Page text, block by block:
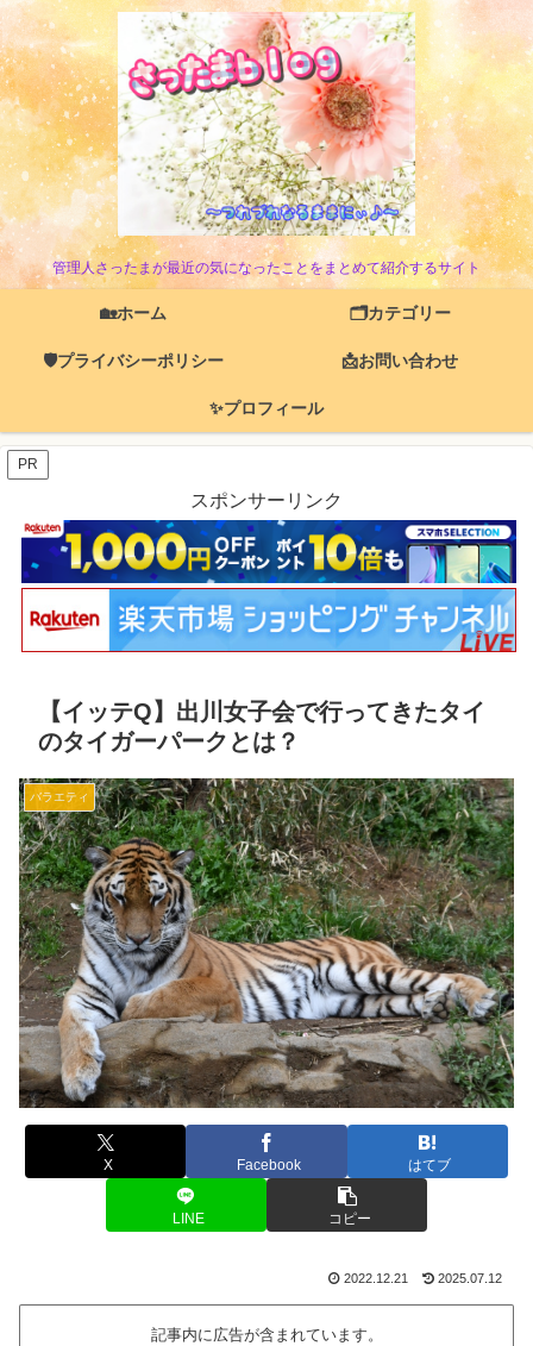
管理人さったまが最近の気になったことをまとめて紹介するサイト
🏡ホーム 🗂️カテゴリー
🛡️プライバシーポリシー 📩お問い合わせ
✨プロフィール
PR
スポンサーリンク
【イッテQ】出川女子会で行ってきたタイ
のタイガーパークとは？
バラエティ
X Facebook はてブ
LINE コピー
2022.12.21 2025.07.12
記事内に広告が含まれています。